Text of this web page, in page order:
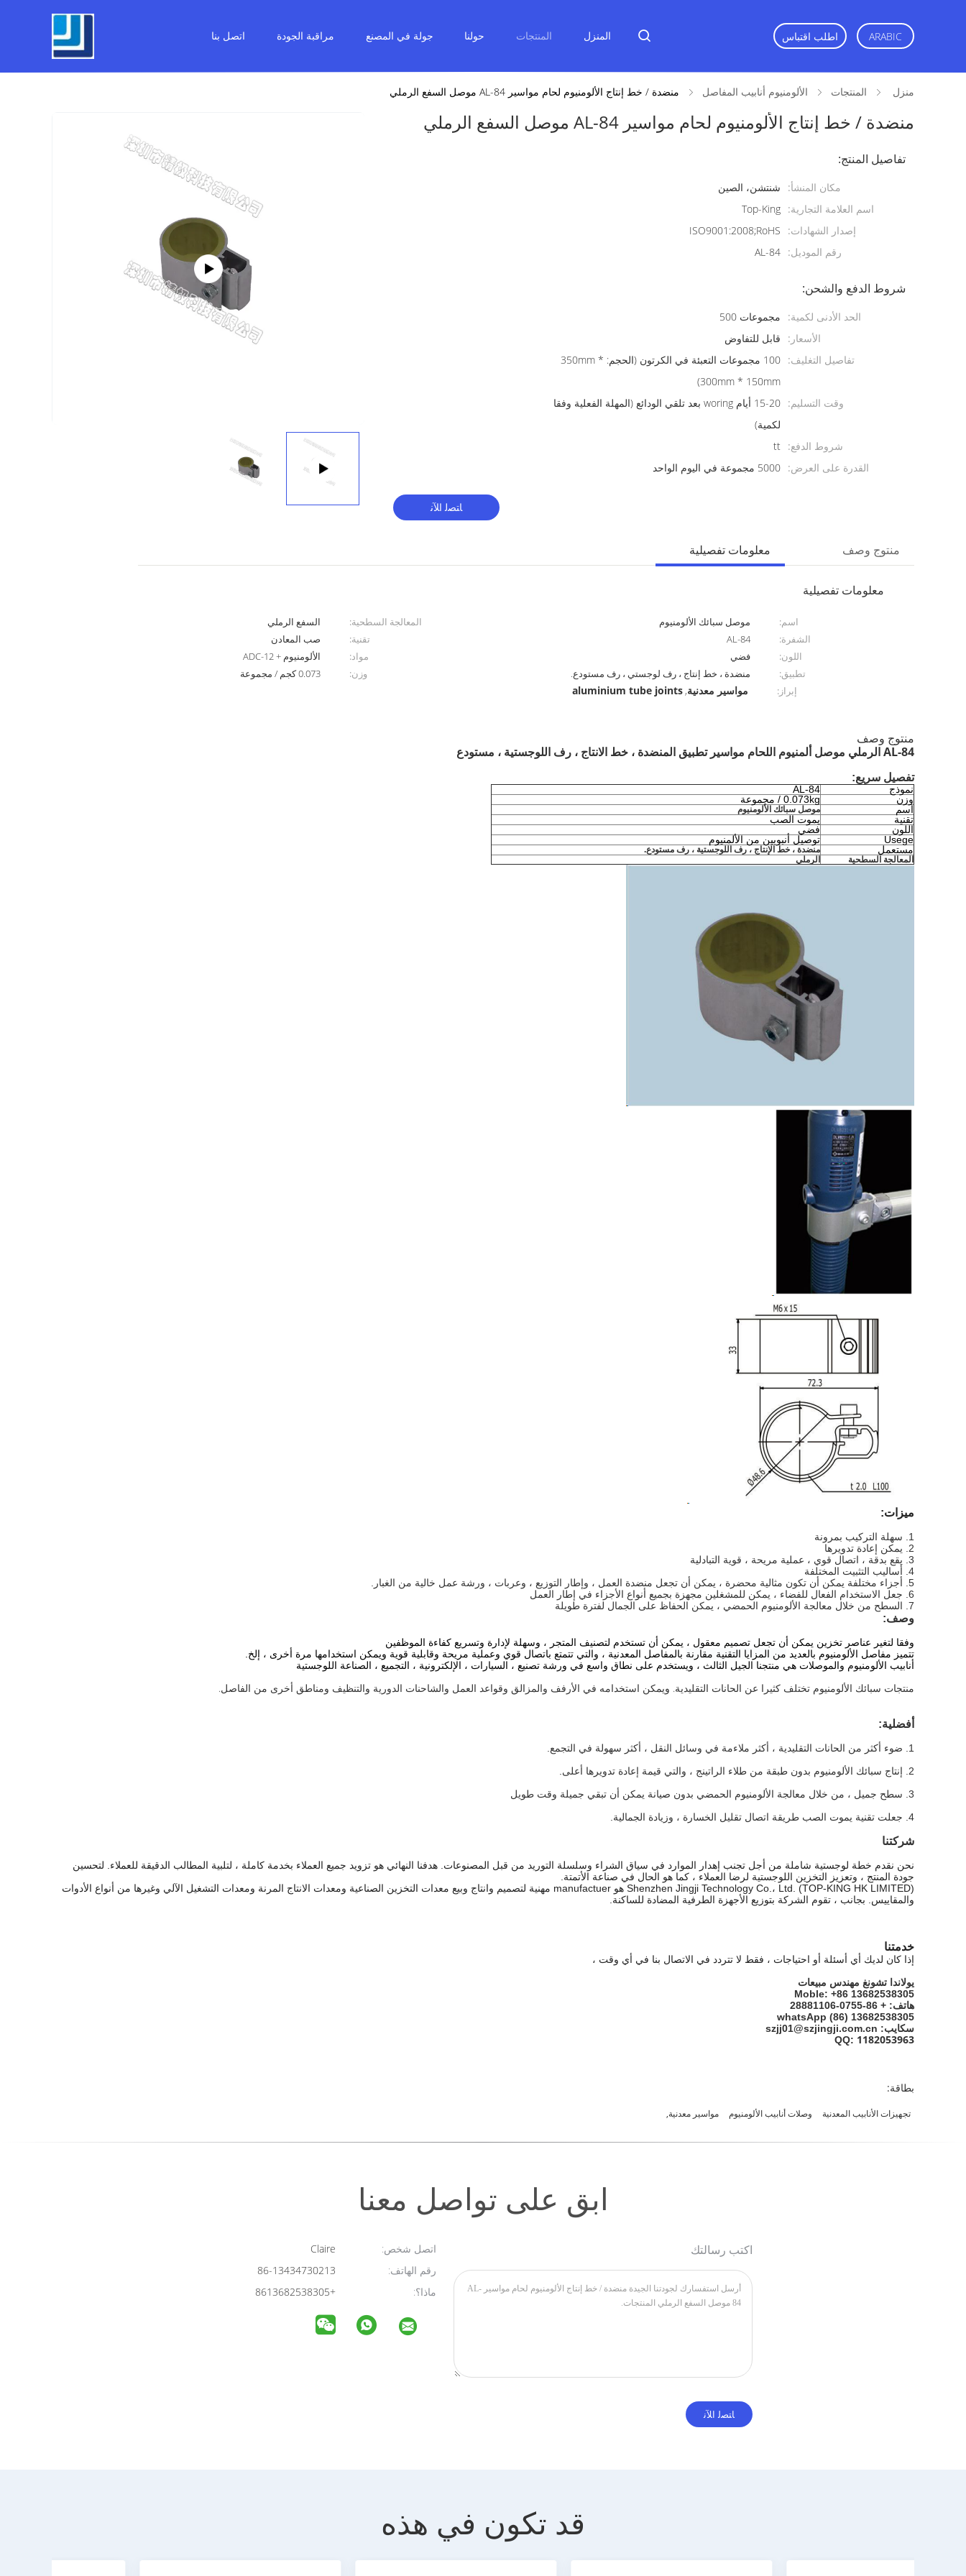
المنزل المنتجات حولنا جولة في المصنع مراقبة الجودة اتصل بنا اطلب اقتباس ARABIC
منزل المنتجات الألومنيوم أنابيب المفاصل منضدة / خط إنتاج الألومنيوم لحام مواسير AL-84 موصل السفع الرملي
منضدة / خط إنتاج الألومنيوم لحام مواسير AL-84 موصل السفع الرملي
تفاصيل المنتج:
مكان المنشأ:
شنتشن، الصين
اسم العلامة التجارية: Top-King
إصدار الشهادات:
ISO9001:2008;RoHS
رقم الموديل: AL-84
شروط الدفع والشحن:
الحد الأدنى لكمية:
مجموعات 500
الأسعار:
قابل للتفاوض
تفاصيل التغليف:
100 مجموعات التعبئة في الكرتون (الحجم: 350mm *
300mm * 150mm)
وقت التسليم:
15-20 أيام woring بعد تلقي الودائع (المهلة الفعلية وفقا
لكمية)
شروط الدفع: tt
القدرة على العرض: 5000 مجموعة في اليوم الواحد
ﺎﺘﺼﻟ ﺍﻶﻧ
معلومات تفصيلية منتوج وصف
معلومات تفصيلية
اسم: موصل سبائك الألومنيوم المعالجة السطحية:
السفع الرملي
الشفرة:
AL-84 تقنية:
صب المعادن
اللون:
فضي مواد:
الألومنيوم + ADC-12
تطبيق:
منضدة ، خط إنتاج ، رف لوجستي ، رف مستودع. وزن:
0.073 كجم / مجموعة
إبراز:
مواسير معدنية,
aluminium tube joints
منتوج وصف
AL-84 الرملي موصل ألمنيوم اللحام مواسير تطبيق المنضدة ، خط الانتاج ، رف اللوجستية ، مستودع
تفصيل سريع:
نموذج
AL-84
وزن
0.073kg / مجموعة
اسم
موصل سبائك الألومنيوم
تقنية
يموت الصب
اللون
فضي
Usege
توصيل أنبوبين من الألمنيوم
مستعمل
منضدة ، خط الإنتاج ، رف اللوجستية ، رف مستودع.
المعالجة السطحية
الرملي
ميزات:
1. سهلة التركيب بمرونة
2. يمكن إعادة تدويرها
3. يقع بدقة ، اتصال قوي ، عملية مريحة ، قوية التبادلية
4. أساليب التثبيت المختلفة
5. أجزاء مختلفة يمكن أن تكون مثالية محضرة ، يمكن أن تجعل منضدة العمل ، وإطار التوزيع ، وعربات ، ورشة عمل خالية من الغبار.
6. جعل الاستخدام الفعال للفضاء ، يمكن للمشغلين مجهزة بجميع أنواع الأجزاء في إطار العمل
7. السطح من خلال معالجة الألومنيوم الحمضي ، يمكن الحفاظ على الجمال لفترة طويلة
وصف:
وفقا لتغير عناصر تخزين يمكن أن تجعل تصميم معقول ، يمكن أن تستخدم لتصنيف المتجر ، وسهلة لإدارة وتسريع كفاءة الموظفين
تتميز مفاصل الألومنيوم بالعديد من المزايا التقنية مقارنة بالمفاصل المعدنية ، والتي تتمتع باتصال قوي وعملية مريحة وقابلية قوية ويمكن استخدامها مرة أخرى ، إلخ.
أنابيب الألومنيوم والموصلات هي منتجنا الجيل الثالث ، ويستخدم على نطاق واسع في ورشة تصنيع ، السيارات ، الإلكترونية ، التجميع ، الصناعة اللوجستية
منتجات سبائك الألومنيوم تختلف كثيرا عن الحانات التقليدية. ويمكن استخدامه في الأرفف والمزالق وقواعد العمل والشاحنات الدورية والتنظيف ومناطق أخرى من الفاصل.
أفضلية:
1. ضوء أكثر من الحانات التقليدية ، أكثر ملاءمة في وسائل النقل ، أكثر سهولة في التجمع.
2. إنتاج سبائك الألومنيوم بدون طبقة من طلاء الراتينج ، والتي قيمة إعادة تدويرها أعلى.
3. سطح جميل ، من خلال معالجة الألومنيوم الحمضي بدون صيانة يمكن أن تبقي جميلة وقت طويل
4. جعلت تقنية يموت الصب طريقة اتصال تقليل الخسارة ، وزيادة الجمالية.
شركتنا
نحن نقدم خطة لوجستية شاملة من أجل تجنب إهدار الموارد في سياق الشراء وسلسلة التوريد من قبل المصنوعات. هدفنا النهائي هو تزويد جميع العملاء بخدمة كاملة ، لتلبية المطالب الدقيقة للعملاء.
لتحسين
جودة المنتج ، وتعزيز التخزين اللوجستية لرضا العملاء ، كما هو الحال في صناعة الأتمتة.
Shenzhen Jingji Technology Co.، Ltd. (TOP-KING HK LIMITED) هو manufactuer مهنية لتصميم وانتاج وبيع معدات التخزين الصناعية ومعدات الانتاج المرنة ومعدات التشغيل الآلي وغيرها من أنواع الأدوات
والمقاييس.
بجانب ، تقوم الشركة بتوزيع الأجهزة الطرفية المضادة للساكنة.
خدمتنا
إذا كان لديك أي أسئلة أو احتياجات ، فقط لا تتردد في الاتصال بنا في أي وقت ،
يولاندا تشونغ مهندس مبيعات
Moble: +86 13682538305
هاتف: + 86-0755-28881106
whatsApp (86) 13682538305
سكايب: szjj01@szjingji.com.cn
QQ: 1182053963
بطاقة:
تجهيزات الأنابيب المعدنية وصلات أنابيب الألومنيوم مواسير معدنية,
ابق على تواصل معنا
اتصل شخص:
رقم الهاتف:
ماذا؟:
+8613682538305
اكتب رسالتك
قد تكون في هذه